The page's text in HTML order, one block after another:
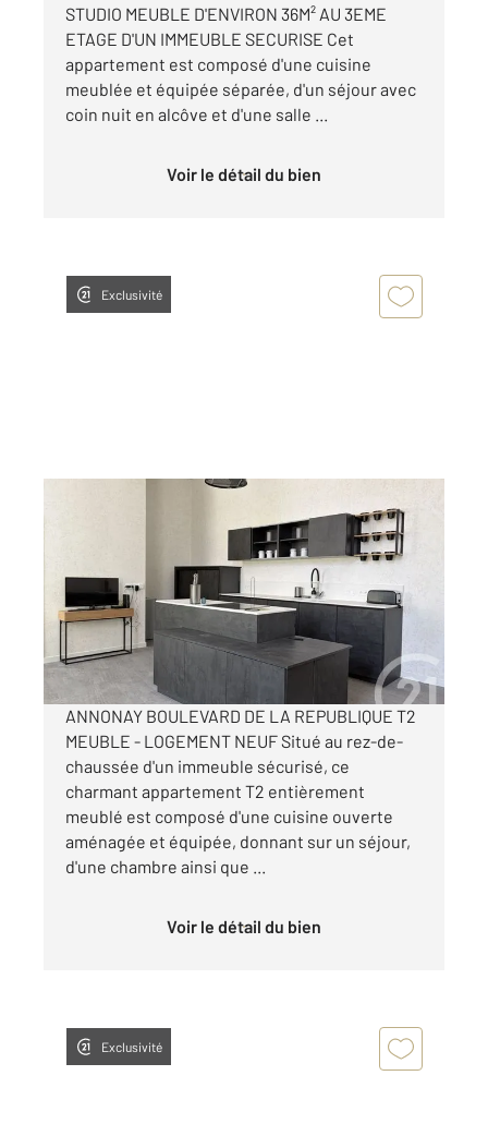
STUDIO MEUBLE D'ENVIRON 36M² AU 3EME
ETAGE D'UN IMMEUBLE SECURISE Cet
appartement est composé d'une cuisine
meublée et équipée séparée, d'un séjour avec
coin nuit en alcôve et d'une salle ...
Voir le détail du bien
Exclusivité
Appartement T2 à louer
850 €
par mois charges comprises
ANNONAY BOULEVARD DE LA REPUBLIQUE T2
MEUBLE - LOGEMENT NEUF Situé au rez-de-
chaussée d'un immeuble sécurisé, ce
charmant appartement T2 entièrement
meublé est composé d'une cuisine ouverte
aménagée et équipée, donnant sur un séjour,
d'une chambre ainsi que ...
Voir le détail du bien
Exclusivité